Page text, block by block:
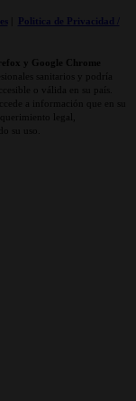
|
Politica de Privacidad /
y Google Chrome
sanitarios y podría
o válida en su país.
a información que en su
legal,
su uso.